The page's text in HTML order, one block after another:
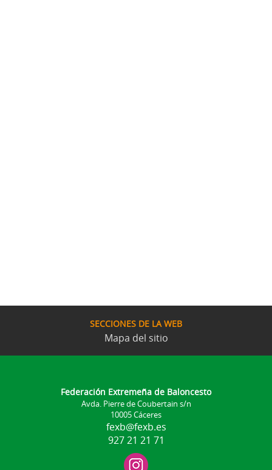
SECCIONES DE LA WEB
Mapa del sitio
Federación Extremeña de Baloncesto
Avda. Pierre de Coubertain s/n
10005 Cáceres
fexb@fexb.es
927 21 21 71